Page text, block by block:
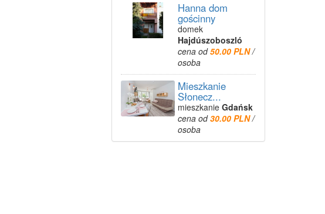
Hanna dom
gościnny
domek
Hajdúszoboszló
cena od50.00 PLN/
osoba
Mieszkanie
Słonecz...
mieszkanie Gdańsk
cena od30.00 PLN/
osoba